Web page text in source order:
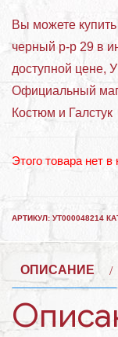
Вы можете
черный р-р 29 в
доступной цене,
Официальный
Костюм и Галстук
Этого товара нет в
АРТИКУЛ: УТ000048214
ОПИСАНИЕ